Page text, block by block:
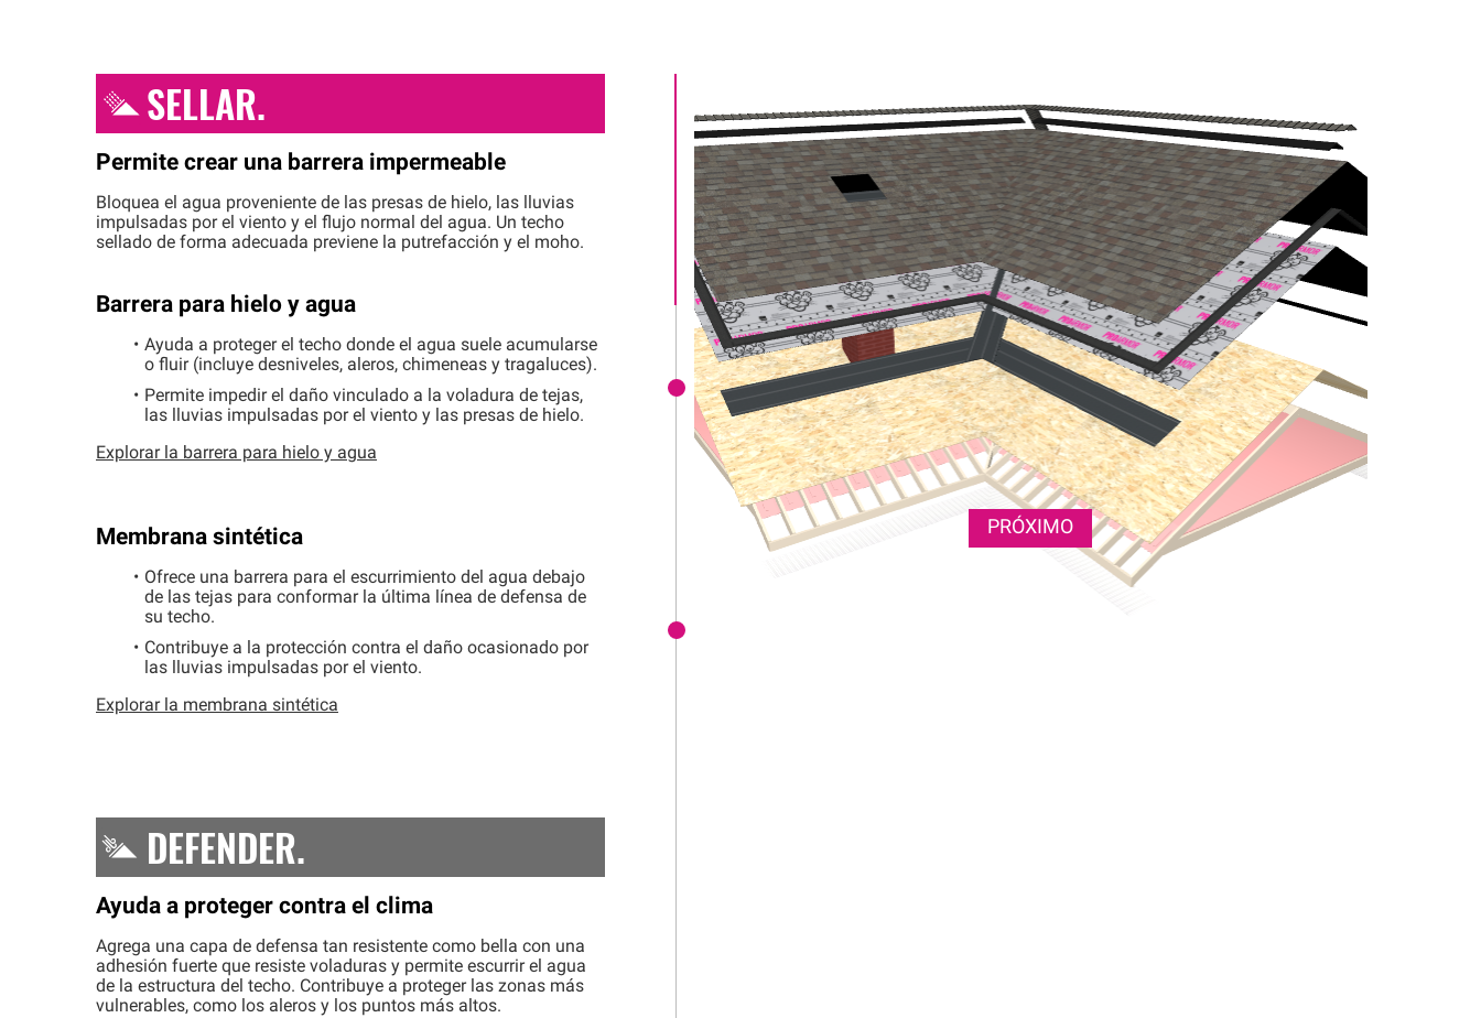
SELLAR.
Permite crear una barrera impermeable
Bloquea el agua proveniente de las presas de hielo, las lluvias
impulsadas por el viento y el flujo normal del agua. Un techo
sellado de forma adecuada previene la putrefacción y el moho.
Barrera para hielo y agua
Ayuda a proteger el techo donde el agua suele acumularse
o fluir (incluye desniveles, aleros, chimeneas y tragaluces).
Permite impedir el daño vinculado a la voladura de tejas,
las lluvias impulsadas por el viento y las presas de hielo.
Explorar la barrera para hielo y agua
Membrana sintética
Ofrece una barrera para el escurrimiento del agua debajo
de las tejas para conformar la última línea de defensa de
su techo.
Contribuye a la protección contra el daño ocasionado por
las lluvias impulsadas por el viento.
Explorar la membrana sintética
DEFENDER.
Ayuda a proteger contra el clima
Agrega una capa de defensa tan resistente como bella con una
adhesión fuerte que resiste voladuras y permite escurrir el agua
de la estructura del techo. Contribuye a proteger las zonas más
vulnerables, como los aleros y los puntos más altos.
PRÓXIMO